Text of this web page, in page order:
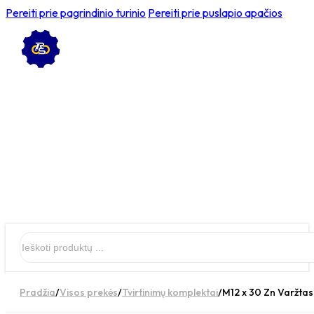
Pereiti prie pagrindinio turinio Pereiti prie puslapio apačios
Pradžia/Visos prekės/Tvirtinimų komplektai/M12 x 30 Zn